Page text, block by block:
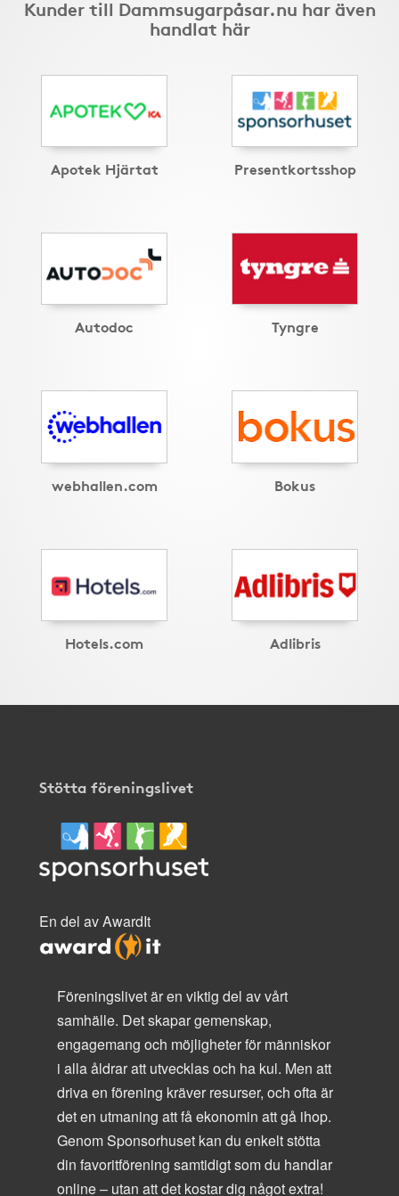
Kunder till Dammsugarpåsar.nu har även
handlat här
Apotek Hjärtat Presentkortsshop
Autodoc Tyngre
webhallen.com Bokus
Hotels.com Adlibris
Stötta föreningslivet
En del av AwardIt
Föreningslivet är en viktig del av vårt
samhälle. Det skapar gemenskap,
engagemang och möjligheter för människor
i alla åldrar att utvecklas och ha kul. Men att
driva en förening kräver resurser, och ofta är
det en utmaning att få ekonomin att gå ihop.
Genom Sponsorhuset kan du enkelt stötta
din favoritförening samtidigt som du handlar
online – utan att det kostar dig något extra!